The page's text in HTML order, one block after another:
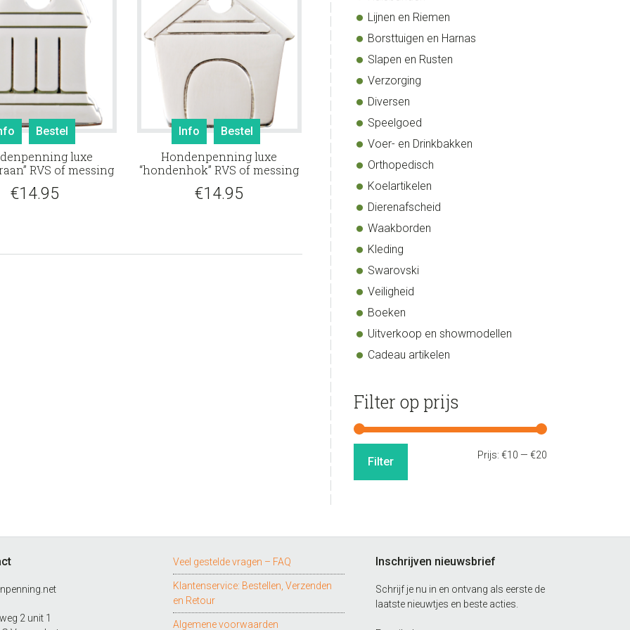
Bestel
luxe
RVS of messing
€14.95
Info Bestel
Hondenpenning luxe
“hondenhok” RVS of messing
€14.95
Lijnen en Riemen
Borsttuigen en Harnas
Slapen en Rusten
Verzorging
Diversen
Speelgoed
Voer- en Drinkbakken
Orthopedisch
Koelartikelen
Dierenafscheid
Waakborden
Kleding
Swarovski
Veiligheid
Boeken
Uitverkoop en showmodellen
Cadeau artikelen
Filter op prijs
Filter Prijs: €10 — €20
2 unit 1
Veel gestelde vragen – FAQ
Klantenservice: Bestellen, Verzenden
en Retour
Algemene voorwaarden
Inschrijven nieuwsbrief
Schrijf je nu in en ontvang als eerste de
laatste nieuwtjes en beste acties.